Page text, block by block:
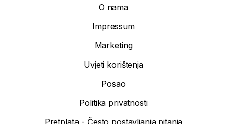
O nama
Impressum
Marketing
Uvjeti korištenja
Posao
Politika privatnosti
Pretplata - Često postavljanja pitanja